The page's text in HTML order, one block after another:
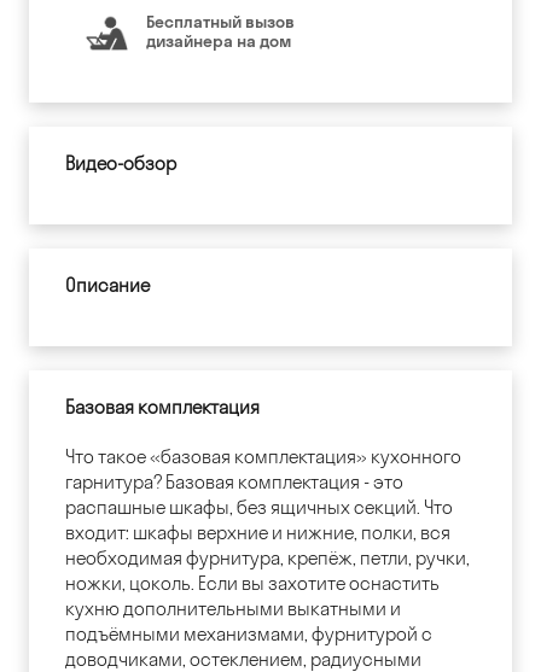
Бесплатный вызов
дизайнера на дом
Видео-обзор
Описание
Базовая комплектация
Что такое «базовая комплектация» кухонного
гарнитура? Базовая комплектация - это
распашные шкафы, без ящичных секций. Что
входит: шкафы верхние и нижние, полки, вся
необходимая фурнитура, крепёж, петли, ручки,
ножки, цоколь. Если вы захотите оснастить
кухню дополнительными выкатными и
подъёмными механизмами, фурнитурой с
доводчиками, остеклением, радиусными